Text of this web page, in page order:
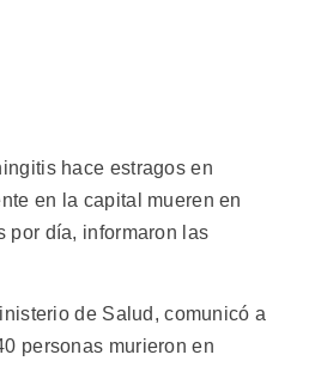
hace estragos en
en la capital mueren en
por día, informaron las
de Salud, comunicó a
personas murieron en